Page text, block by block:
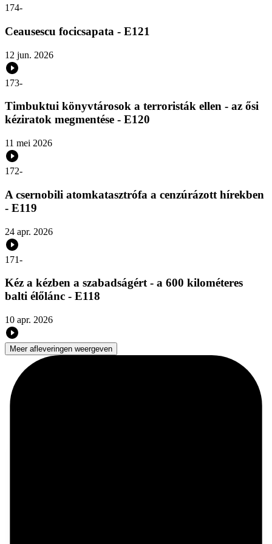
174-
Ceausescu focicsapata - E121
12 jun. 2026
173-
Timbuktui könyvtárosok a terroristák ellen - az ősi
kéziratok megmentése - E120
11 mei 2026
172-
A csernobili atomkatasztrófa a cenzúrázott hírekben
- E119
24 apr. 2026
171-
Kéz a kézben a szabadságért - a 600 kilométeres
balti élőlánc - E118
10 apr. 2026
Meer afleveringen weergeven